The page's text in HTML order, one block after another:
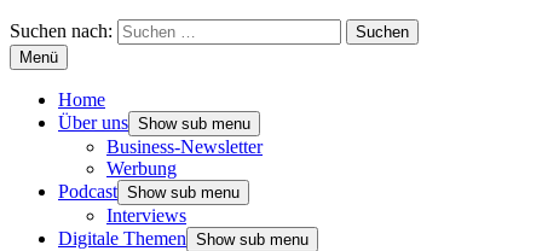
Suchen nach:
Menü
Home
Über uns Show sub menu
Business-Newsletter
Werbung
Podcast Show sub menu
Interviews
Digitale Themen Show sub menu